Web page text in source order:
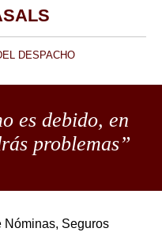
DESPACHO
es debido, en
problemas”
Nóminas, Seguros